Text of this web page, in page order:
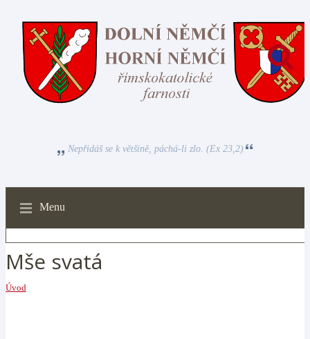
Nepřidáš se k většině, páchá-li zlo. (Ex 23,2)
Menu
Mše svatá
Úvod